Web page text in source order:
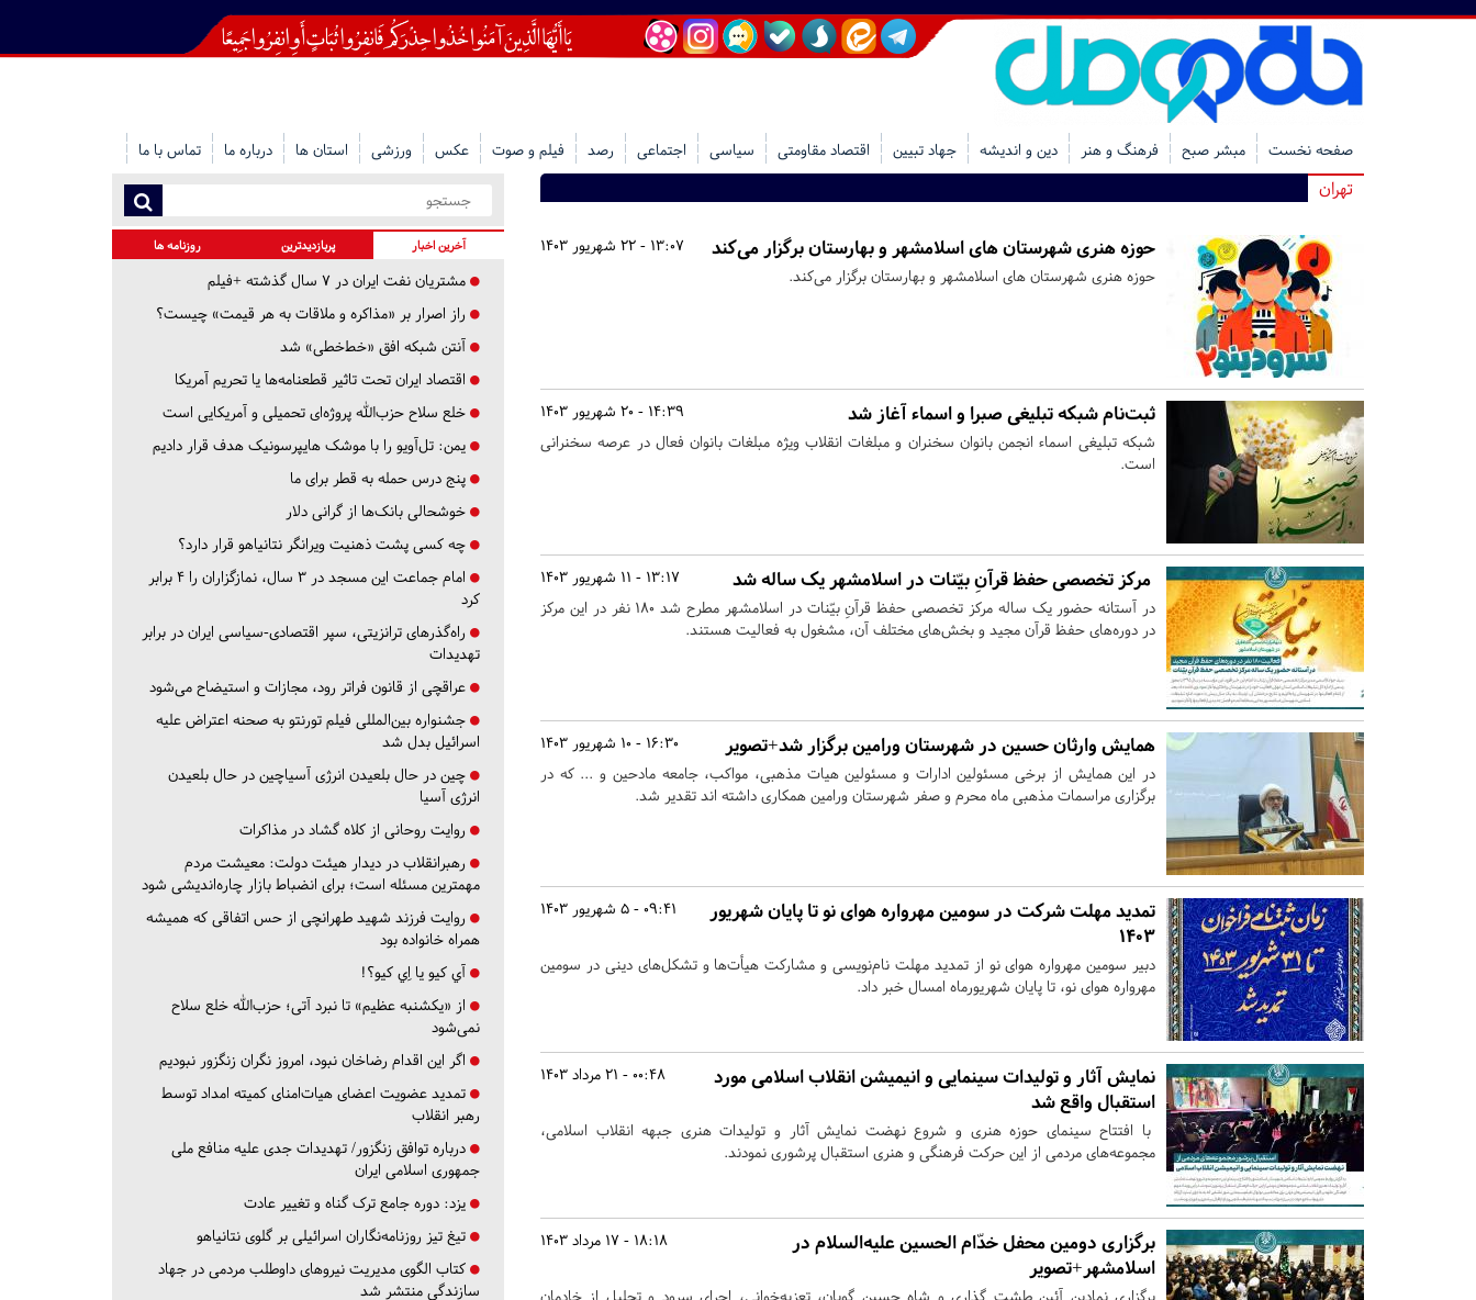
صفحه نخست مبشر صبح فرهنگ و هنر دین و اندیشه جهاد تبیین اقتصاد مقاومتی سیاسی اجتماعی رصد فیلم و صوت عکس ورزشی استان ها درباره ما تماس با ما
تهران
13:07 - 22 شهریور 1403 حوزه هنری شهرستان های اسلامشهر و بهارستان برگزار می‌کند
حوزه هنری شهرستان های اسلامشهر و بهارستان برگزار می‌کند.
14:39 - 20 شهریور 1403 ثبت‌نام‌ شبکه‌ تبلیغی صبرا و اسماء آغاز شد
شبکه تبلیغی اسماء انجمن بانوان سخنران و مبلغات انقلاب ویژه مبلغات بانوان فعال در عرصه سخنرانی
است.
13:17 - 11 شهریور 1403 مرکز تخصصی حفظ قرآنِ بیّنات در اسلامشهر یک ساله شد
در آستانه حضور یک ساله مرکز تخصصی حفظ قرآنِ بیّنات در اسلامشهر مطرح شد ۱۸۰ نفر در این مرکز
در دوره‌های حفظ قرآن مجید و بخش‌های مختلف آن، مشغول به فعالیت هستند.
16:30 - 10 شهریور 1403 همایش وارثان حسین در شهرستان ورامین برگزار شد+تصویر
در این همایش از برخی مسئولین ادارات و مسئولین هیات مذهبی، مواکب، جامعه مادحین و ... که در
برگزاری مراسمات مذهبی ماه محرم و صفر شهرستان ورامین همکاری داشته اند تقدیر شد.
09:41 - 5 شهریور 1403
تمدید مهلت شرکت در سومین مهرواره هوای نو تا پایان شهریور
۱۴۰۳
دبیر سومین مهرواره هوای نو از تمدید مهلت نام‌نویسی و مشارکت هیأت‌ها و تشکل‌های دینی در سومین
مهرواره هوای نو، تا پایان شهریورماه امسال خبر داد.
00:48 - 21 مرداد 1403
نمایش آثار و تولیدات سینمایی و انیمیشن انقلاب اسلامی مورد
استقبال واقع شد
با افتتاح سینمای حوزه هنری و شروع نهضت نمایش آثار و تولیدات هنری جبهه انقلاب اسلامی،
مجموعه‌های مردمی از این حرکت فرهنگی و هنری استقبال پرشوری نمودند.
18:18 - 17 مرداد 1403
برگزاری دومین محفل خدّام الحسین علیه‌السلام در
اسلامشهر+تصویر
آخرین اخبار پربازدیدترین روزنامه ها
مشتریان نفت ایران در ۷ سال گذشته +فیلم
راز اصرار بر «مذاکره و ملاقات به هر قیمت» چیست؟
آنتن شبکه افق «خط‌خطی» شد
اقتصاد ایران تحت تاثیر قطعنامه‌ها یا تحریم‌ آمریکا
خلع سلاح حزب‌الله پروژه‌ای تحمیلی و آمریکایی است
یمن: تل‌آویو را با موشک هایپرسونیک هدف قرار دادیم
پنج درس‌ حمله به قطر برای ما
خوشحالی بانک‌ها از گرانی دلار
چه کسی پشت ذهنیت ویرانگر نتانیاهو قرار دارد؟
امام جماعت این مسجد در ۳ سال، نمازگزاران را ۴ برابر
کرد
راه‌گذرهای ترانزیتی، سپر اقتصادی-سیاسی ایران در برابر
تهدیدات
عراقچی از قانون فراتر رود، مجازات و استیضاح می‌شود
جشنواره بین‌المللی فیلم تورنتو به صحنه اعتراض علیه
اسرائیل بدل شد
چین در حال بلعیدن انرژی آسیاچین در حال بلعیدن
انرژی آسیا
روایت روحانی از کلاه گشاد در مذاکرات
رهبرانقلاب در دیدار هیئت دولت: معیشت مردم
مهمترین مسئله است؛ برای انضباط بازار چاره‌اندیشی شود
روایت فرزند شهید طهرانچی از حس اتفاقی که همیشه
همراه خانواده بود
آي كيو يا اِي كيو؟!
از «یکشنبه عظیم» تا نبرد آتی؛ حزب‌الله خلع سلاح
نمی‌شود
اگر این اقدام رضاخان نبود، امروز نگران زنگزور نبودیم
تمدید عضویت اعضای هیات‌امنای کمیته امداد توسط
رهبر انقلاب
درباره توافق زنگزور/ تهدیدات جدی علیه منافع ملی
جمهوری اسلامی ایران
یزد: دوره جامع ترک گناه و تغییر عادت
تیغ تیز روزنامه‌نگاران اسرائیلی بر گلوی نتانیاهو
کتاب الگوی مدیریت نیروهای داوطلب مردمی در جهاد
سازندگی منتشر شد